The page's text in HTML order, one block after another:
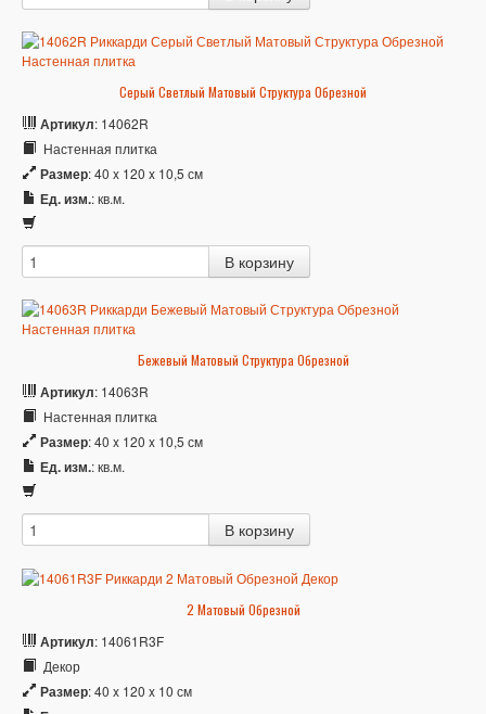
Серый Светлый Матовый Структура Обрезной
Артикул: 14062R
Настенная плитка
Размер: 40 x 120 x 10,5 см
Ед. изм.: кв.м.
Бежевый Матовый Структура Обрезной
Артикул: 14063R
Настенная плитка
Размер: 40 x 120 x 10,5 см
Ед. изм.: кв.м.
2 Матовый Обрезной
Артикул: 14061R3F
Декор
Размер: 40 x 120 x 10 см